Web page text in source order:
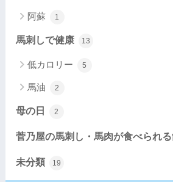
阿蘇 1
馬刺しで健康 13
低カロリー 5
馬油 2
母の日 2
菅乃屋の馬刺し・馬肉が食べられ
未分類 19